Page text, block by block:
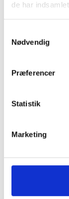
de har
Nødvendig
Præferencer
Statistik
Marketing
Behandlingsformer
Fysioterapi
Fysioterapi til
Neurologisk
GynObs